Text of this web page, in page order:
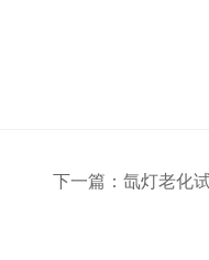
下一篇： 氙灯老化